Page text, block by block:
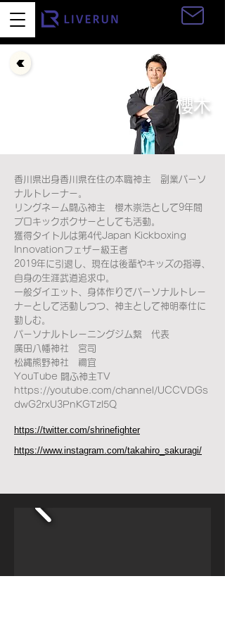
櫻木
香川県出身香川県在住の本職神主 副業パーソ
ナルトレーナー。
リングネーム闘ふ神主 櫻木崇浩として9年間
プロキックボクサーとしても活動。
獲得タイトルは第4代Japan Kickboxing
Innovationフェザー級王者
2019年に引退し、現在は後輩やキッズの指導、
自身の生涯武道追求中。
一般ダイエット、身体作りでパーソナルトレー
ナーとして活動しつつ、神主として神明奉仕に
勤しむ。
パーソナルトレーニングジム繋 代表
廣田八幡神社 宮司
松縄熊野神社 禰宜
YouTube 闘ふ神主TV
https://youtube.com/channel/UCCVDGs
dwG2rxU3PnKGTzI5Q
https://twitter.com/shrinefighter
https://www.instagram.com/takahiro_sakuragi/